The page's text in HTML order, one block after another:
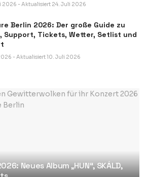
2026 - Aktualisiert 24. Juli 2026
Berlin 2026: Der große Guide zu
Support, Tickets, Wetter, Setlist und
- Aktualisiert 10. Juli 2026
Neues Album „HUN“, SKÁLD,